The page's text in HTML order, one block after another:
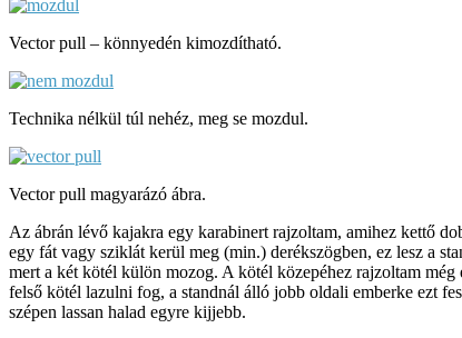
Vector pull – könnyedén kimozdítható.
Technika nélkül túl nehéz, meg se mozdul.
Vector pull magyarázó ábra.
Az ábrán lévő kajakra egy karabinert rajzoltam, amihez kettő
egy fát vagy sziklát kerül meg (min.) derékszögben, ez lesz a
mert a két kötél külön mozog. A kötél közepéhez rajzoltam
felső kötél lazulni fog, a standnál álló jobb oldali emberke ezt
szépen lassan halad egyre kijjebb.